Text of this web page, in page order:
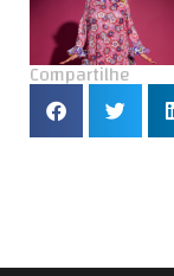
Compartilhe